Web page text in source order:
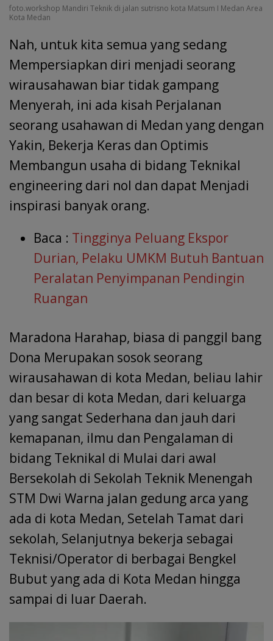
foto.workshop Mandiri Teknik di jalan sutrisno kota Matsum I Medan Area
Kota Medan
Nah, untuk kita semua yang sedang
Mempersiapkan diri menjadi seorang
wirausahawan biar tidak gampang
Menyerah, ini ada kisah Perjalanan
seorang usahawan di Medan yang dengan
Yakin, Bekerja Keras dan Optimis
Membangun usaha di bidang Teknikal
engineering dari nol dan dapat Menjadi
inspirasi banyak orang.
Baca : Tingginya Peluang Ekspor
Durian, Pelaku UMKM Butuh Bantuan
Peralatan Penyimpanan Pendingin
Ruangan
Maradona Harahap, biasa di panggil bang
Dona Merupakan sosok seorang
wirausahawan di kota Medan, beliau lahir
dan besar di kota Medan, dari keluarga
yang sangat Sederhana dan jauh dari
kemapanan, ilmu dan Pengalaman di
bidang Teknikal di Mulai dari awal
Bersekolah di Sekolah Teknik Menengah
STM Dwi Warna jalan gedung arca yang
ada di kota Medan, Setelah Tamat dari
sekolah, Selanjutnya bekerja sebagai
Teknisi/Operator di berbagai Bengkel
Bubut yang ada di Kota Medan hingga
sampai di luar Daerah.